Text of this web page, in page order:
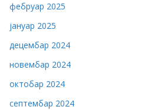
фебруар 2025
јануар 2025
децембар 2024
новембар 2024
октобар 2024
септембар 2024